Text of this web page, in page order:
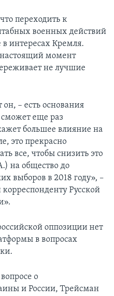
переходить к
военных действий
интересах Кремля.
момент
не лучшие
– есть основания
сможет еще раз
большее влияние на
это прекрасно
все, чтобы снизить это
на общество до
выборов в 2018 году», –
Русской
оппозиции нет
в вопросах
о
и России, Трейсман